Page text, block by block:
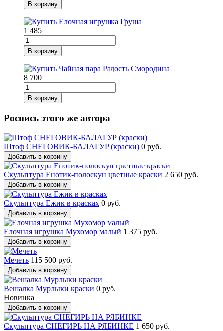
В корзину
1 485
В корзину
8 700
В корзину
Роспись этого же автора
Штоф СНЕГОВИК-БАЛАГУР (краски) 0 руб.
Добавить в корзину
Скульптура Енотик-полоскун цветные краски 2 650 руб.
Добавить в корзину
Скульптура Ежик в красках 0 руб.
Добавить в корзину
Елочная игрушка Мухомор малый 1 375 руб.
Добавить в корзину
Мечеть 115 500 руб.
Добавить в корзину
Вешалка Мурлыки краски 0 руб.
Новинка
Добавить в корзину
Скульптура СНЕГИРЬ НА РЯБИНКЕ 1 650 руб.